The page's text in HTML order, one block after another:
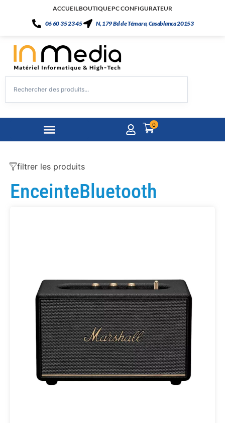
ACCUEILBOUTIQUEPC CONFIGURATEUR
06 60 35 23 45
N, 179 Bd de Témara, Casablanca 20153
0
filtrer les produits
EnceinteBluetooth